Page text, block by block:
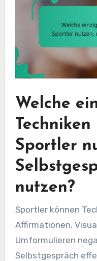
Welche
Sportler
nutzen?
Sportler können
Affirmationen,
Umformulieren
Selbstgespräch